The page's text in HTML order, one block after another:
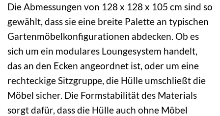
Die Abmessungen von 128 x 128 x 105 cm sind so
gewählt, dass sie eine breite Palette an typischen
Gartenmöbelkonfigurationen abdecken. Ob es
sich um ein modulares Loungesystem handelt,
das an den Ecken angeordnet ist, oder um eine
rechteckige Sitzgruppe, die Hülle umschließt die
Möbel sicher. Die Formstabilität des Materials
sorgt dafür, dass die Hülle auch ohne Möbel